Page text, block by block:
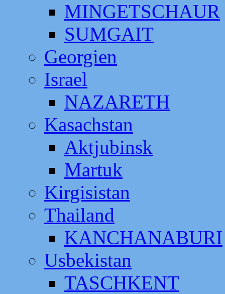
MINGETSCHAUR
SUMGAIT
Georgien
Israel
NAZARETH
Kasachstan
Aktjubinsk
Martuk
Kirgisistan
Thailand
KANCHANABURI
Usbekistan
TASCHKENT